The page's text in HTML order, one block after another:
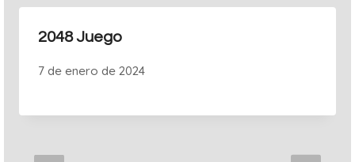
2048 Juego
7 de enero de 2024